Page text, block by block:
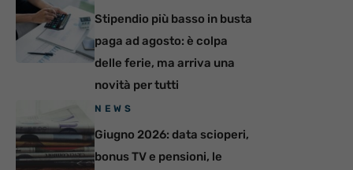
Stipendio più basso in busta
paga ad agosto: è colpa
delle ferie, ma arriva una
novità per tutti
NEWS
Giugno 2026: data scioperi,
bonus TV e pensioni, le